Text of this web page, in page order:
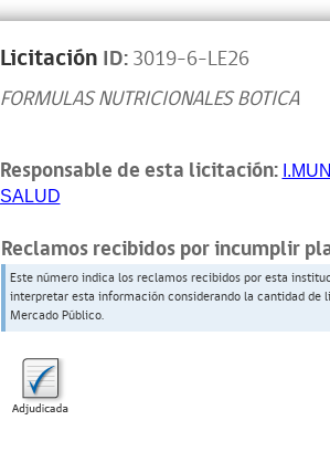
Licitación ID:3019-6-LE26
FORMULAS NUTRICIONALES BOTICA
Responsable de esta licitación:
SALUD
Reclamos recibidos por incumplir
Este número indica los reclamos recibidos por esta
interpretar esta información considerando la cantidad
Mercado Público.